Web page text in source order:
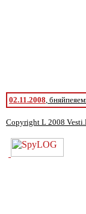
02.11.2008,
Copyright L 2008